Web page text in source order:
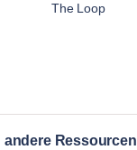
The Loop
Ressourcen